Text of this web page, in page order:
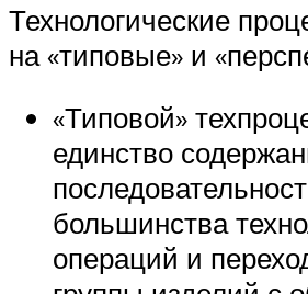
Технологические
на «типовые» и
«Типовой»
единство
большинства
операций и